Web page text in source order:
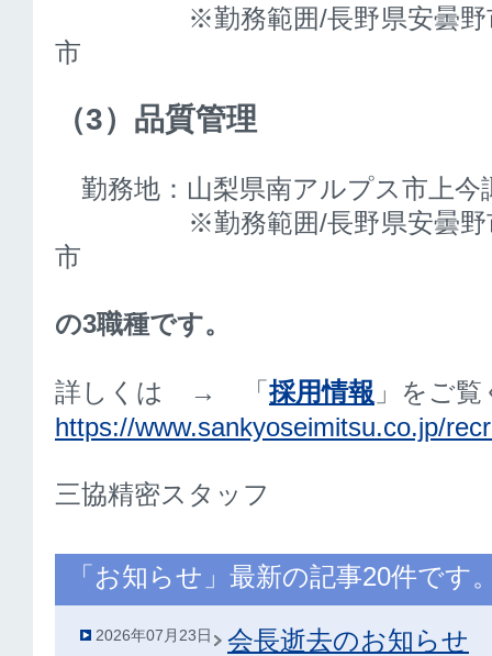
※勤務範囲/長野県安曇野市
市
（3）品質管理
勤務地：山梨県南アルプス市上今
※勤務範囲/長野県安曇野市
市
の3職種です。
詳しくは → 「 採用情報 」をご
https://www.sankyoseimitsu.co.jp/
三協精密スタッフ
「お知らせ」最新の記事20件です
2026年07月23日 会長逝去のお知らせ